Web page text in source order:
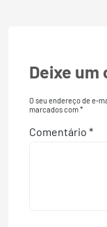
Deixe
O seu endereço de e-
marcados com*
Comentário *